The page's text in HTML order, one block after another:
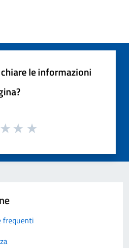
le informazioni
frequenti